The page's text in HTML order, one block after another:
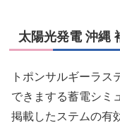
太陽光発電 沖縄
トポンサルギーラス
できまする蓄電シミ
掲載したステムの有